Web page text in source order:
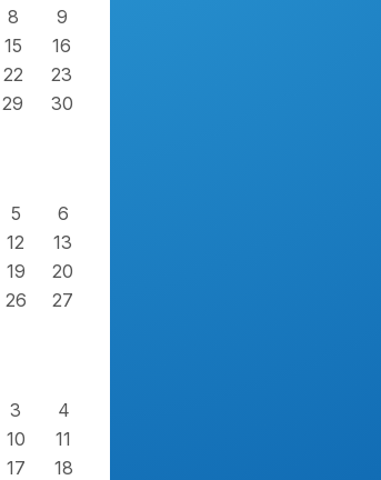
8
9
15
16
22
23
29
30
5
6
12
13
19
20
26
27
3
4
10
11
17
18